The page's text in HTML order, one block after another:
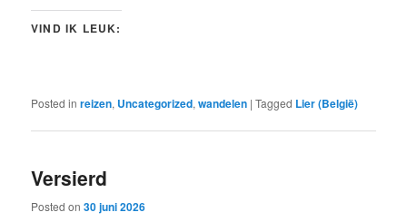
VIND IK LEUK:
Posted in reizen, Uncategorized,wandelen |Tagged Lier (België)
Versierd
Posted on30 juni 2026